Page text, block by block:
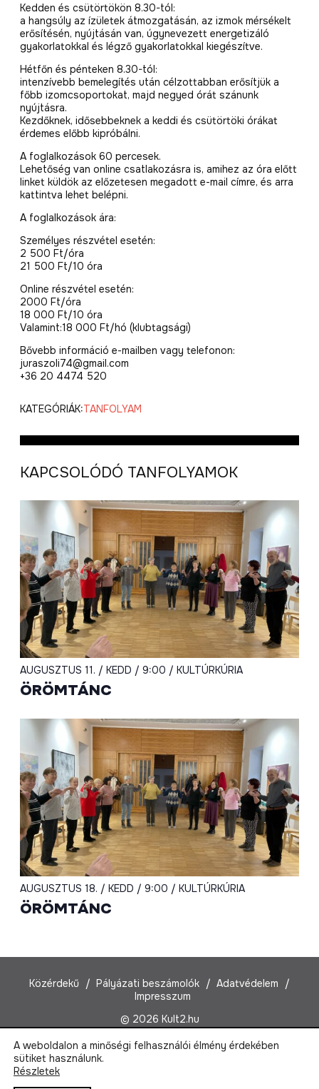
Kedden és csütörtökön 8.30-tól:
a hangsúly az ízületek átmozgatásán, az izmok mérsékelt
erősítésén, nyújtásán van, úgynevezett energetizáló
gyakorlatokkal és légző gyakorlatokkal kiegészítve.
Hétfőn és pénteken 8.30-tól:
intenzívebb bemelegítés után célzottabban erősítjük a
főbb izomcsoportokat, majd negyed órát szánunk
nyújtásra.
Kezdőknek, idősebbeknek a keddi és csütörtöki órákat
érdemes előbb kipróbálni.
A foglalkozások 60 percesek.
Lehetőség van online csatlakozásra is, amihez az óra előtt
linket küldök az előzetesen megadott e-mail címre, és arra
kattintva lehet belépni.
A foglalkozások ára:
Személyes részvétel esetén:
2 500 Ft/óra
21 500 Ft/10 óra
Online részvétel esetén:
2000 Ft/óra
18 000 Ft/10 óra
Valamint:18 000 Ft/hó (klubtagsági)
Bővebb információ e-mailben vagy telefonon:
juraszoli74@gmail.com
+36 20 4474 520
KATEGÓRIÁK:TANFOLYAM
KAPCSOLÓDÓ TANFOLYAMOK
AUGUSZTUS 11. / KEDD / 9:00 / KULTÚRKÚRIA
ÖRÖMTÁNC
AUGUSZTUS 18. / KEDD / 9:00 / KULTÚRKÚRIA
ÖRÖMTÁNC
Közérdekű Pályázati beszámolók
Adatvédelem
Impresszum
© 2026 Kult2.hu
Kult2 Nonprofit Kft.
1022 Budapest, Marczibányi tér 5/A
A weboldalon a minőségi felhasználói élmény érdekében
sütiket használunk.
Részletek